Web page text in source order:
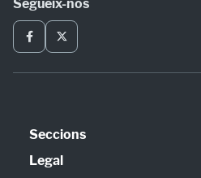
Segueix-nos
Seccions
Política
Legal